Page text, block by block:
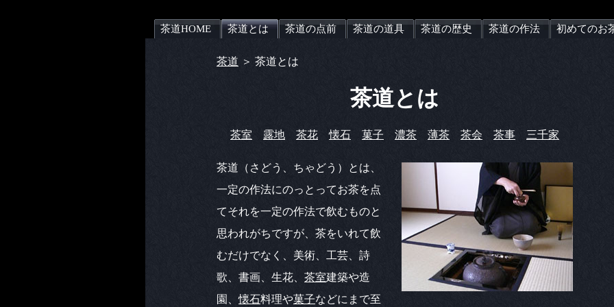
茶道HOME 茶道とは 茶道の点前 茶道の道具 茶道の歴史 茶道の作法 初めてのお
茶道 ＞ 茶道とは
茶道とは
茶室 露地 茶花 懐石 菓子 濃茶 薄茶 茶会 茶事 三千家
茶道（さどう、ちゃどう）とは、
一定の作法にのっとってお茶を点
てそれを一定の作法で飲むものと
思われがちですが、茶をいれて飲
むだけでなく、美術、工芸、詩
歌、書画、生花、 茶室建築や造
園、懐石料理や菓子などにまで至